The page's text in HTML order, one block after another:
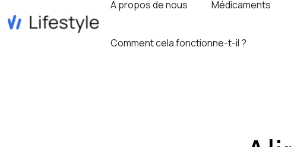
A propos de nous Médicaments
Comment cela fonctionne-t-il ?